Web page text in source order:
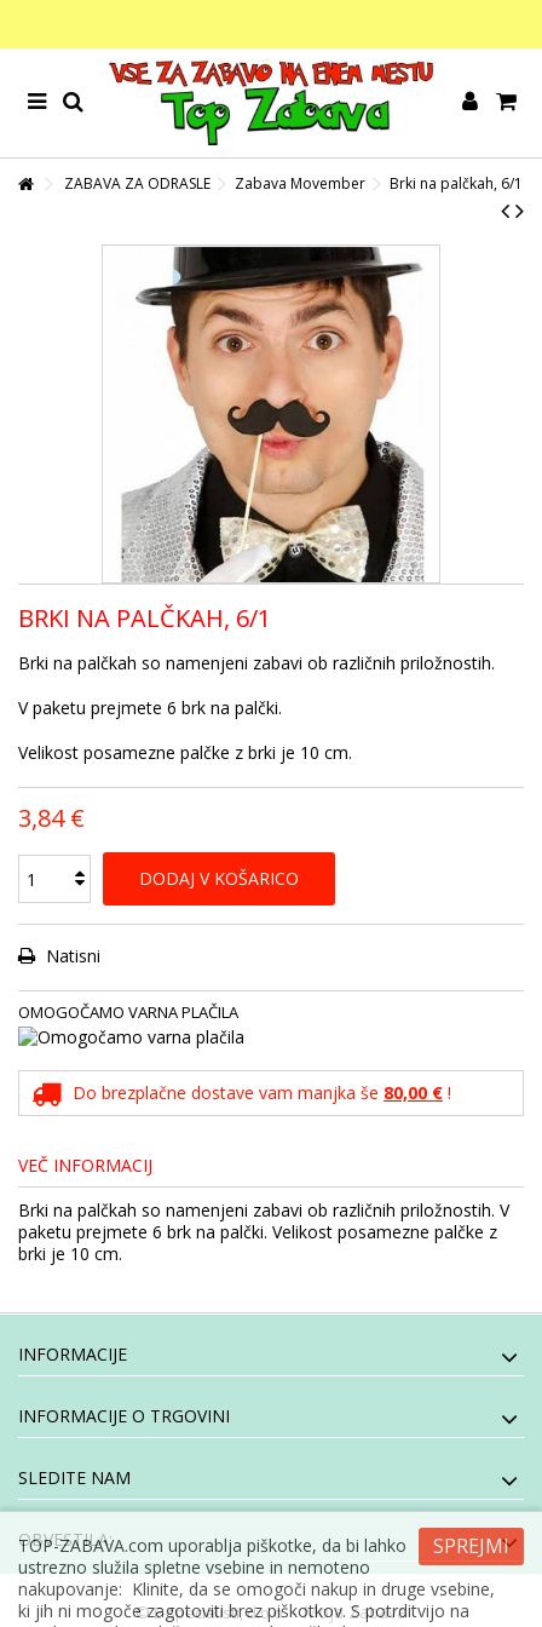
ZABAVA ZA ODRASLE Zabava Movember Brki na palčkah, 6/1
BRKI NA PALČKAH, 6/1
Brki na palčkah so namenjeni zabavi ob različnih priložnostih.
V paketu prejmete 6 brk na palčki.
Velikost posamezne palčke z brki je 10 cm.
3,84 €
DODAJ V KOŠARICO
Natisni
OMOGOČAMO VARNA PLAČILA
Do brezplačne dostave vam manjka še 80,00 € !
VEČ INFORMACIJ
Brki na palčkah so namenjeni zabavi ob različnih priložnostih. V
paketu prejmete 6 brk na palčki. Velikost posamezne palčke z
brki je 10 cm.
INFORMACIJE
INFORMACIJE O TRGOVINI
SLEDITE NAM
OBVESTILA:
© E-specialisti, d.o.o- Moja Zabava
SPREJMI
TOP-ZABAVA.com uporablja piškotke, da bi lahko
ustrezno služila spletne vsebine in nemoteno
nakupovanje: Klinite, da se omogoči nakup in druge vsebine,
ki jih ni mogoče zagotoviti brez piškotkov. S potrditvijo na